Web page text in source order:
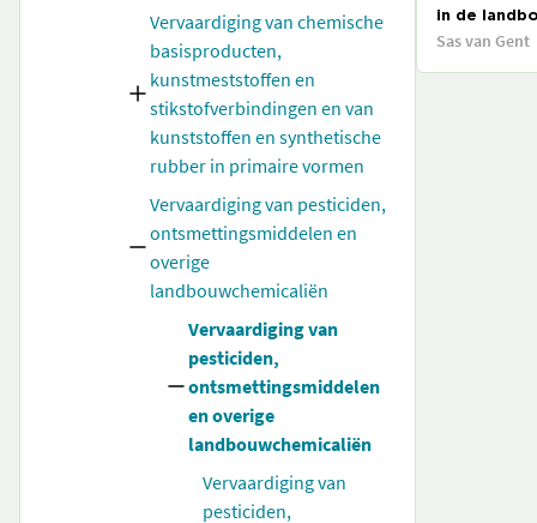
Vervaardiging van chemische
basisproducten,
kunstmeststoffen en
stikstofverbindingen en van
kunststoffen en synthetische
rubber in primaire vormen
Vervaardiging van pesticiden,
ontsmettingsmiddelen en
overige
landbouwchemicaliën
Vervaardiging van
pesticiden,
ontsmettingsmiddelen
en overige
landbouwchemicaliën
Vervaardiging van
pesticiden,
in de
Sas van Gent